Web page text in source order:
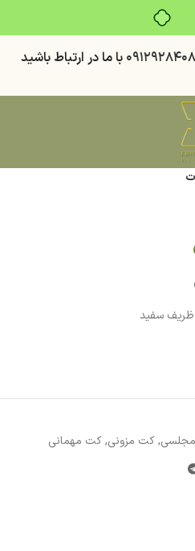
با ما در ارتباط باشيد
ظریف سفید
,کت مزونی,کت مهمانی